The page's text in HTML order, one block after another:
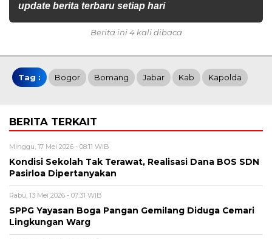
update berita terbaru setiap hari
Berita ini 4 kali dibaca
Tag : Bogor Bomang Jabar Kab Kapolda
BERITA TERKAIT
Minggu, 17 Mei 2026 - 08:11 WIB
Kondisi Sekolah Tak Terawat, Realisasi Dana BOS SDN
Pasirloa Dipertanyakan
Rabu, 13 Mei 2026 - 07:31 WIB
SPPG Yayasan Boga Pangan Gemilang Diduga Cemari
Lingkungan Warg